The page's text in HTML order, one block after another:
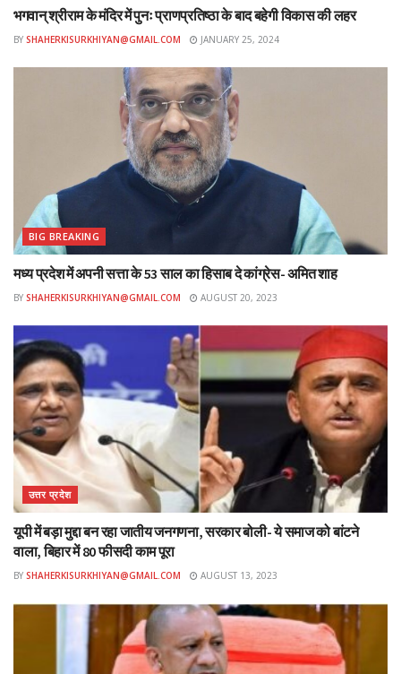
भगवान् श्रीराम के मंदिर में पुनः प्राणप्रतिष्ठा के बाद बहेगी विकास की लहर
BY SHAHERKISURKHIYAN@GMAIL.COM JANUARY 25, 2024
BIG BREAKING
मध्य प्रदेश में अपनी सत्ता के 53 साल का हिसाब दे कांग्रेस- अमित शाह
BY SHAHERKISURKHIYAN@GMAIL.COM AUGUST 20, 2023
उत्तर प्रदेश
यूपी में बड़ा मुद्दा बन रहा जातीय जनगणना, सरकार बोली- ये समाज को बांटने
वाला, बिहार में 80 फीसदी काम पूरा
BY SHAHERKISURKHIYAN@GMAIL.COM AUGUST 13, 2023